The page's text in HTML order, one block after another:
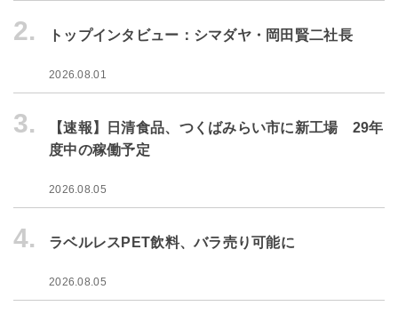
2. トップインタビュー：シマダヤ・岡田賢二社長
2026.08.01
3.
【速報】日清食品、つくばみらい市に新工場 29年
度中の稼働予定
2026.08.05
4. ラベルレスPET飲料、バラ売り可能に
2026.08.05